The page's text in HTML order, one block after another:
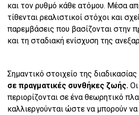
και τον ρυθμό κάθε ατόμου. Μέσα
τίθενται ρεαλιστικοί στόχοι και
παρεμβάσεις που βασίζονται στην
και τη σταδιακή ενίσχυση της
Σημαντικό στοιχείο της διαδικασίας
σε πραγματικές συνθήκες ζωής.
περιορίζονται σε ένα θεωρητικό
καλλιεργούνται ώστε να μπορούν